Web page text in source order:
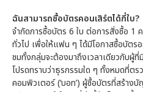
ฉันสามารถซื้อบัตรคอนเสิร์ตได้กี่ใบ?
จำกัดการซื้อบัตร 6 ใบ ต่อการสั่งซื้อ 1
ทั่วไป เพื่อให้แฟน ๆ ได้มีโอกาสซื้อบัต
ชมทั้งกลุ่มจะต้องมาถึงเวลาเดียวกับผู้
โปรดทราบว่าธุรกรรมใด ๆ ทั้งหมดที่ตร
คอมพิวเตอร์ (‘บอท’) ผู้ซื้อบัตรที่สร้าง